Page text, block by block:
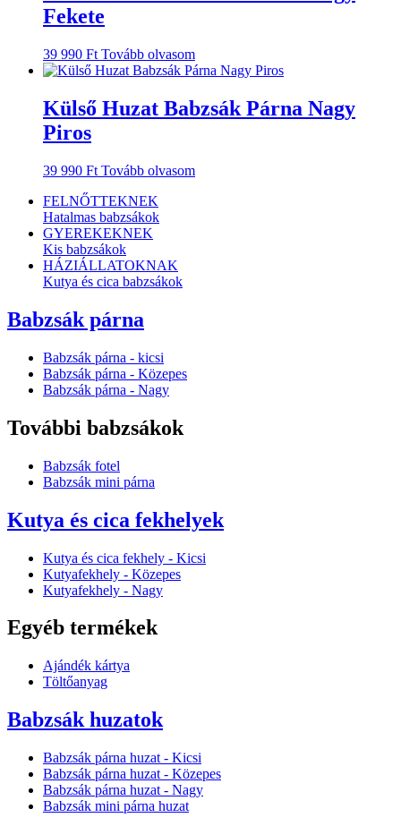
Fekete
39 990 Ft Tovább olvasom
Külső Huzat Babzsák Párna Nagy
Piros
39 990 Ft Tovább olvasom
FELNŐTTEKNEK
Hatalmas babzsákok
GYEREKEKNEK
Kis babzsákok
HÁZIÁLLATOKNAK
Kutya és cica babzsákok
Babzsák párna
Babzsák párna - kicsi
Babzsák párna - Közepes
Babzsák párna - Nagy
További babzsákok
Babzsák fotel
Babzsák mini párna
Kutya és cica fekhelyek
Kutya és cica fekhely - Kicsi
Kutyafekhely - Közepes
Kutyafekhely - Nagy
Egyéb termékek
Ajándék kártya
Töltőanyag
Babzsák huzatok
Babzsák párna huzat - Kicsi
Babzsák párna huzat - Közepes
Babzsák párna huzat - Nagy
Babzsák mini párna huzat